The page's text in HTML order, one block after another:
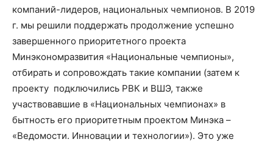
компаний-лидеров, национальных чемпионов. В 2019
г. мы решили поддержать продолжение успешно
завершенного приоритетного проекта
Минэкономразвития «Национальные чемпионы»,
отбирать и сопровождать такие компании (затем к
проекту подключились РВК и ВШЭ, также
участвовавшие в «Национальных чемпионах» в
бытность его приоритетным проектом Минэка –
«Ведомости. Инновации и технологии»). Это уже